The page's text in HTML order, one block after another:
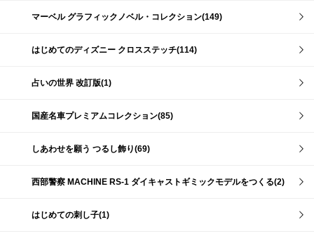
マーベル グラフィックノベル・コレクション(149)
はじめてのディズニー クロスステッチ(114)
占いの世界 改訂版(1)
国産名車プレミアムコレクション(85)
しあわせを願う つるし飾り(69)
西部警察 MACHINE RS-1 ダイキャストギミックモデルをつくる(2)
はじめての刺し子(1)